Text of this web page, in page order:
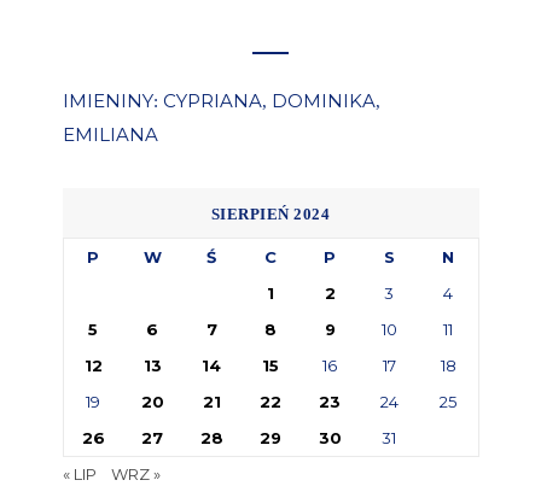
IMIENINY: CYPRIANA, DOMINIKA,
EMILIANA
SIERPIEŃ 2024
P W Ś C P S
N
1
2 3
4
5
6 7 8 9 10
11
12
13 14 15 16 17
18
19
20 21 22 23 24
25
26
27 28 29 30
31
« LIP
WRZ »